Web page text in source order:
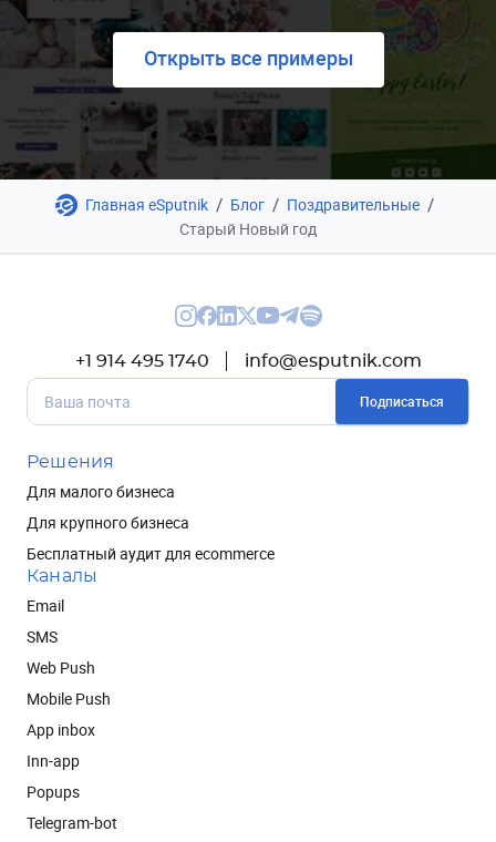
Открыть все примеры
Главная eSputnik / Блог / Поздравительные /
Старый Новый год
+1 914 495 1740 info@esputnik.com
Подписаться
Решения
Для малого бизнеса
Для крупного бизнеса
Бесплатный аудит для ecommerce
Каналы
Email
SMS
Web Push
Mobile Push
App inbox
Inn-app
Popups
Telegram-bot